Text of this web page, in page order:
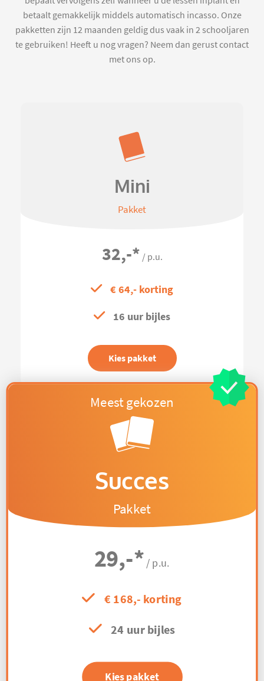
betaalt gemakkelijk middels automatisch incasso. Onze
pakketten zijn 12 maanden geldig dus vaak in 2 schooljaren
te gebruiken! Heeft u nog vragen? Neem dan gerust contact
met ons op.
Mini
Pakket
32,-* / p.u.
€ 64,- korting
16 uur bijles
Kies pakket
Succes
Pakket
29,-* / p.u.
€ 168,- korting
24 uur bijles
Kies pakket